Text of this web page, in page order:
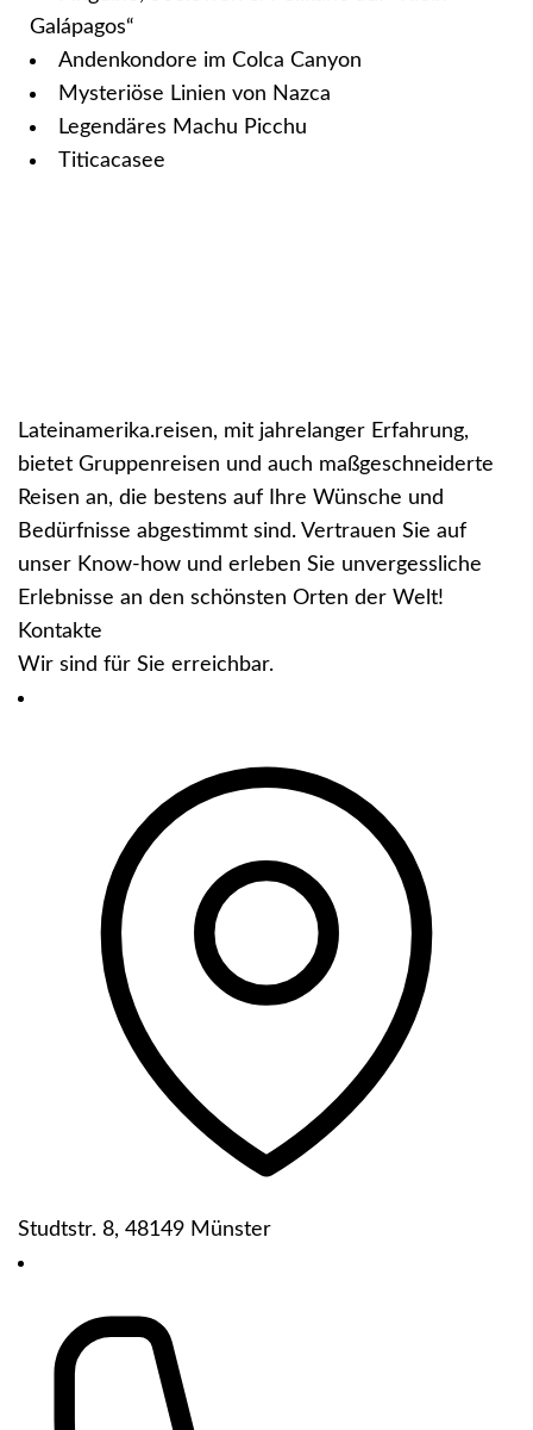
Galápagos“
Andenkondore im Colca Canyon
Mysteriöse Linien von Nazca
Legendäres Machu Picchu
Titicacasee
Lateinamerika.reisen, mit jahrelanger Erfahrung,
bietet Gruppenreisen und auch maßgeschneiderte
Reisen an, die bestens auf Ihre Wünsche und
Bedürfnisse abgestimmt sind. Vertrauen Sie auf
unser Know-how und erleben Sie unvergessliche
Erlebnisse an den schönsten Orten der Welt!
Kontakte
Wir sind für Sie erreichbar.
Studtstr. 8, 48149 Münster